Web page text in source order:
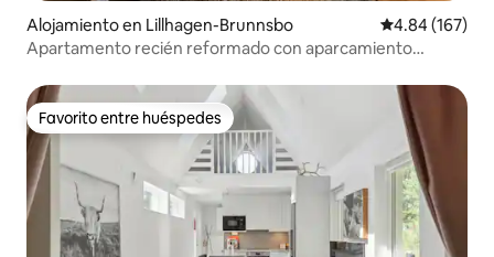
Alojamiento en Lillhagen-Brunnsbo Calificación
4.84 (167)
Apartamento recién reformado con aparcamiento
Favorito entre huéspedes
Favorito entre huéspedes